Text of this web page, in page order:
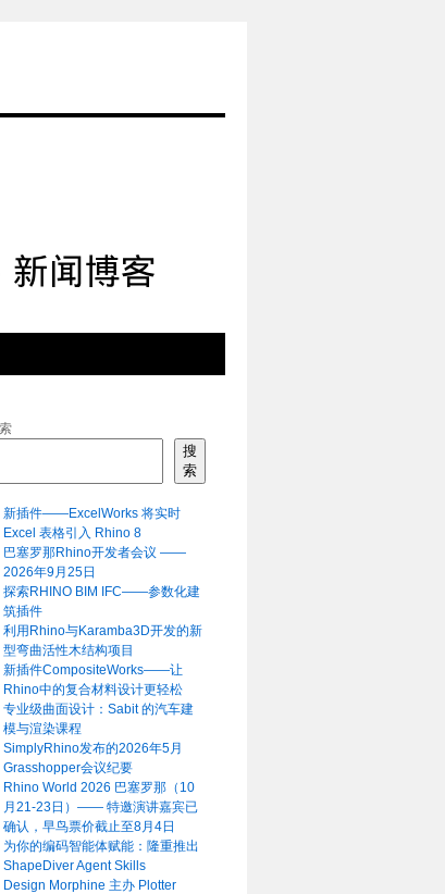
搜
索
新插件——ExcelWorks 将实时
Excel 表格引入 Rhino 8
巴塞罗那Rhino开发者会议 ——
2026年9月25日
探索RHINO BIM IFC——参数化建
筑插件
利用Rhino与Karamba3D开发的新
型弯曲活性木结构项目
新插件CompositeWorks——让
Rhino中的复合材料设计更轻松
专业级曲面设计：Sabit 的汽车建
模与渲染课程
SimplyRhino发布的2026年5月
Grasshopper会议纪要
Rhino World 2026 巴塞罗那（10
月21-23日）—— 特邀演讲嘉宾已
确认，早鸟票价截止至8月4日
为你的编码智能体赋能：隆重推出
ShapeDiver Agent Skills
Design Morphine 主办 Plotter